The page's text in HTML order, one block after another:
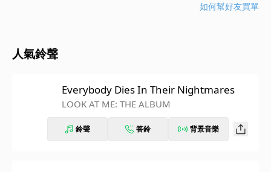
如何幫好友買單
人氣鈴聲
Everybody Dies In Their Nightmares
LOOK AT ME: THE ALBUM
鈴聲 答鈴 背景音樂